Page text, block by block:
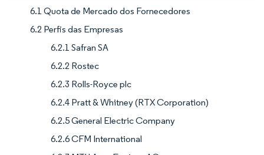
6.1 Quota de Mercado dos Fornecedores
6.2 Perfis das Empresas
6.2.1 Safran SA
6.2.2 Rostec
6.2.3 Rolls-Royce plc
6.2.4 Pratt & Whitney (RTX Corporation)
6.2.5 General Electric Company
6.2.6 CFM International